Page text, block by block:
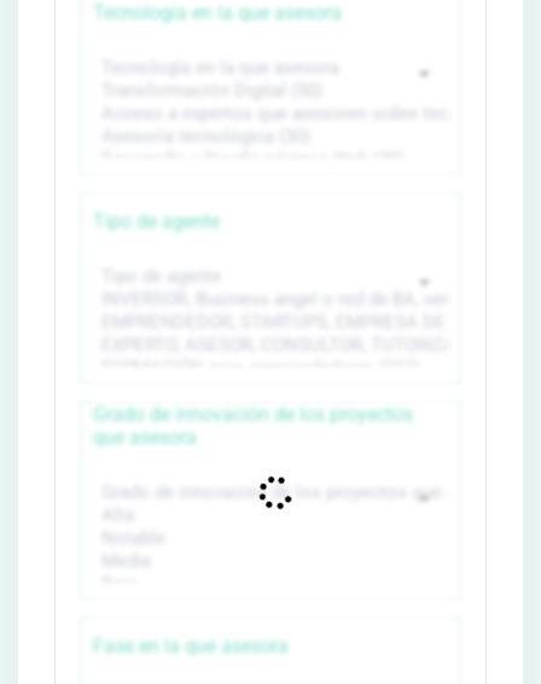
Tecnología en la que asesora
Tipo de agente
Grado de innovación de los proyectos
que asesora
Fase en la que asesora